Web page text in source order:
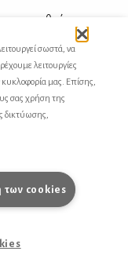
προσπαθούν να
σωστά, να
λειτουργίες
μας. Επίσης,
σας χρήση της
δικτύωσης,
cookies